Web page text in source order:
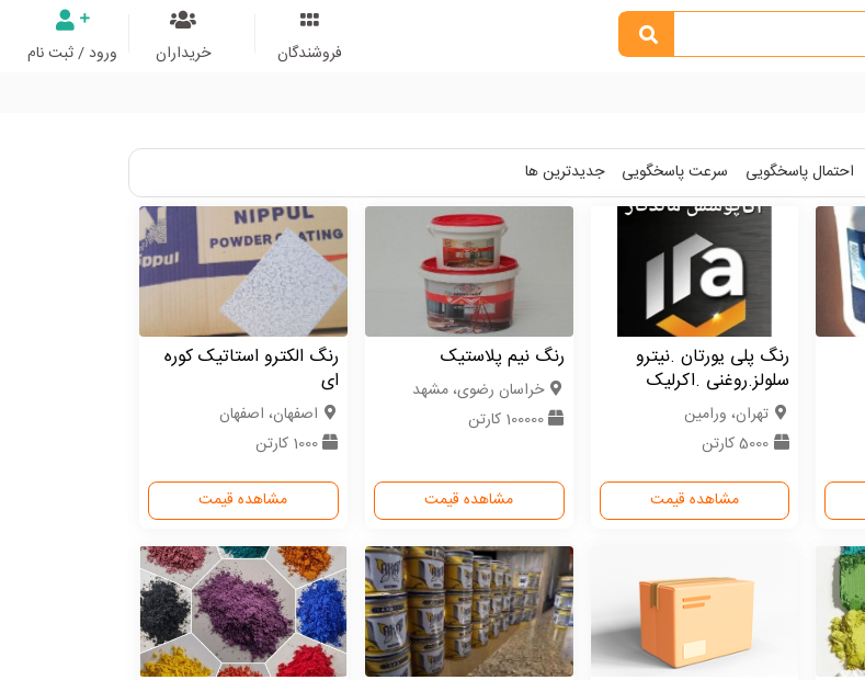
ورود / ثبت نام خریداران
فروشندگان
احتمال پاسخگویی سرعت پاسخگویی جدیدترین ها
رنگ پلی یورتان .نیترو
سلولز.روغنی .اکرلیک
تهران، ورامین
5000 کارتن
مشاهده قیمت
رنگ نیم پلاستیک
خراسان رضوی، مشهد
100000 کارتن
مشاهده قیمت
رنگ الکترو استاتیک کوره
ای
اصفهان، اصفهان
1000 کارتن
مشاهده قیمت